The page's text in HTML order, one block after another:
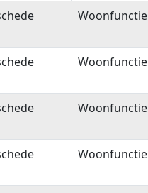
Gebruiksdoel
Woonfunctie
Woonfunctie
Woonfunctie
Woonfunctie